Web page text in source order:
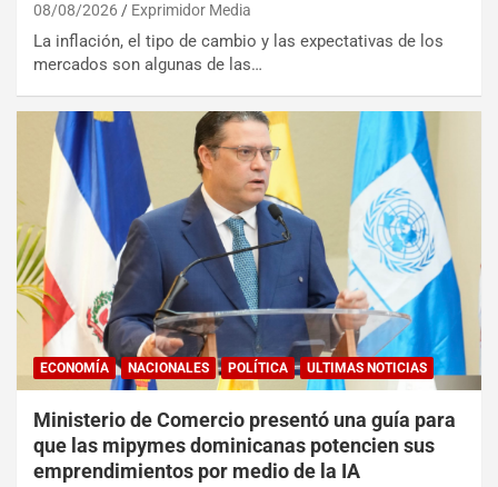
08/08/2026 Exprimidor Media
La inflación, el tipo de cambio y las expectativas de los
mercados son algunas de las…
ECONOMÍA NACIONALES POLÍTICA ULTIMAS NOTICIAS
Ministerio de Comercio presentó una guía para
que las mipymes dominicanas potencien sus
emprendimientos por medio de la IA